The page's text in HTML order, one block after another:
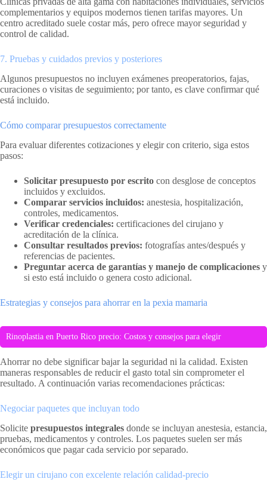
complementarios y equipos modernos tienen tarifas mayores. Un
centro acreditado suele costar más, pero ofrece mayor seguridad y
control de calidad.
7. Pruebas y cuidados previos y posteriores
Algunos presupuestos no incluyen exámenes preoperatorios, fajas,
curaciones o visitas de seguimiento; por tanto, es clave confirmar qué
está incluido.
Cómo comparar presupuestos correctamente
Para evaluar diferentes cotizaciones y elegir con criterio, siga estos
pasos:
Solicitar presupuesto por escrito con desglose de conceptos
incluidos y excluidos.
Comparar servicios incluidos: anestesia, hospitalización,
controles, medicamentos.
Verificar credenciales: certificaciones del cirujano y
acreditación de la clínica.
Consultar resultados previos: fotografías antes/después y
referencias de pacientes.
Preguntar acerca de garantías y manejo de complicaciones y
si esto está incluido o genera costo adicional.
Estrategias y consejos para ahorrar en la pexia mamaria
Rinoplastia en Puerto Rico precio: Costos y consejos para elegir
Ahorrar no debe significar bajar la seguridad ni la calidad. Existen
maneras responsables de reducir el gasto total sin comprometer el
resultado. A continuación varias recomendaciones prácticas:
Negociar paquetes que incluyan todo
Solicite presupuestos integrales donde se incluyan anestesia, estancia,
pruebas, medicamentos y controles. Los paquetes suelen ser más
económicos que pagar cada servicio por separado.
Elegir un cirujano con excelente relación calidad-precio